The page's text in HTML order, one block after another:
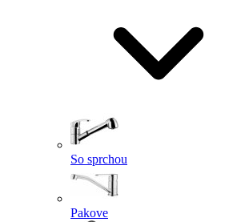
So sprchou
Pakove